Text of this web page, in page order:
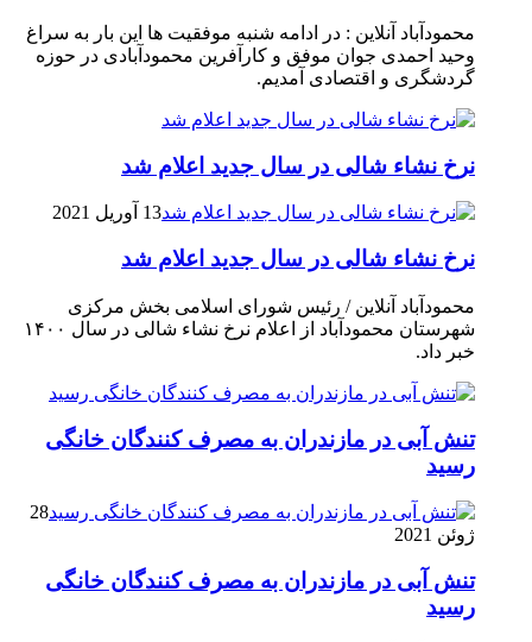
محمودآباد آنلاین : در ادامه شنبه موفقیت ها این بار به سراغ
وحید احمدی جوان موفق و کارآفرین محمودآبادی در حوزه
گردشگری و اقتصادی آمدیم.
نرخ نشاء شالی در سال جدید اعلام شد
13 آوریل 2021
نرخ نشاء شالی در سال جدید اعلام شد
محمودآباد آنلاین / رئیس شورای اسلامی بخش مرکزی
شهرستان محمودآباد از اعلام نرخ نشاء شالی در سال ۱۴۰۰
خبر داد.
تنش آبی در مازندران به مصرف كنندگان خانگی
رسيد
28
ژوئن 2021
تنش آبی در مازندران به مصرف كنندگان خانگی
رسيد